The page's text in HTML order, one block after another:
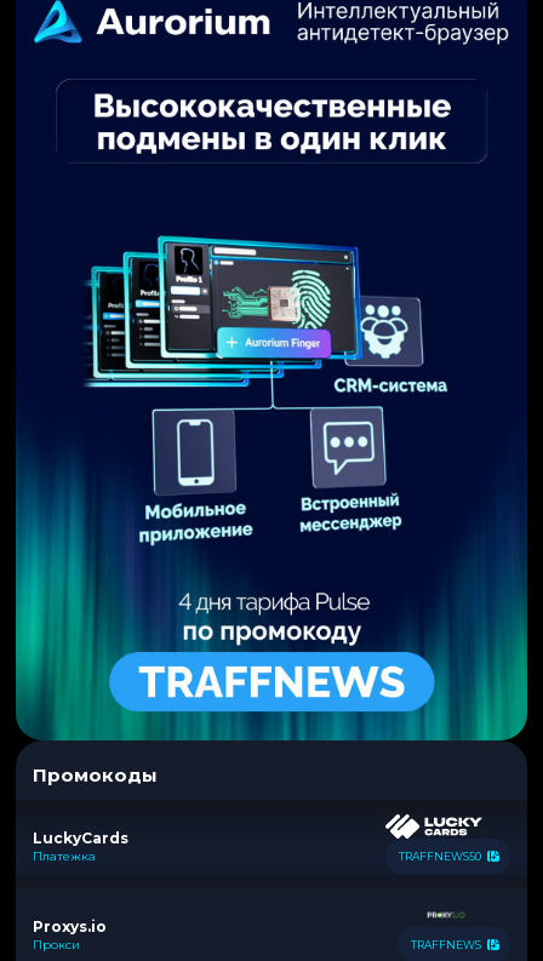
Промокоды
LuckyCards
Платежка TRAFFNEWS50
Proxys.io
Прокси TRAFFNEWS